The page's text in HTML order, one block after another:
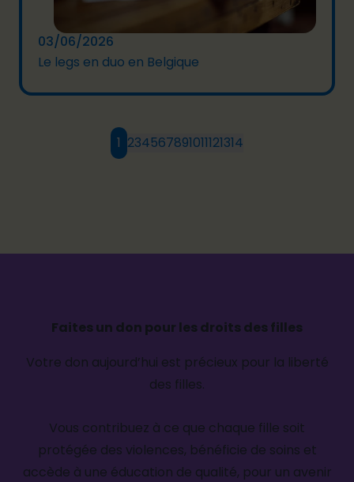
03/06/2026
Le legs en duo en Belgique
1 234567891011121314
Faites un don pour les droits des filles
Votre don aujourd’hui est précieux pour la liberté
des filles.
Vous contribuez à ce que chaque fille soit
protégée des violences, bénéficie de soins et
accède à une éducation de qualité, pour un avenir